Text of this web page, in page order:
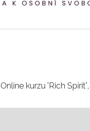
Online kurzu "Rich